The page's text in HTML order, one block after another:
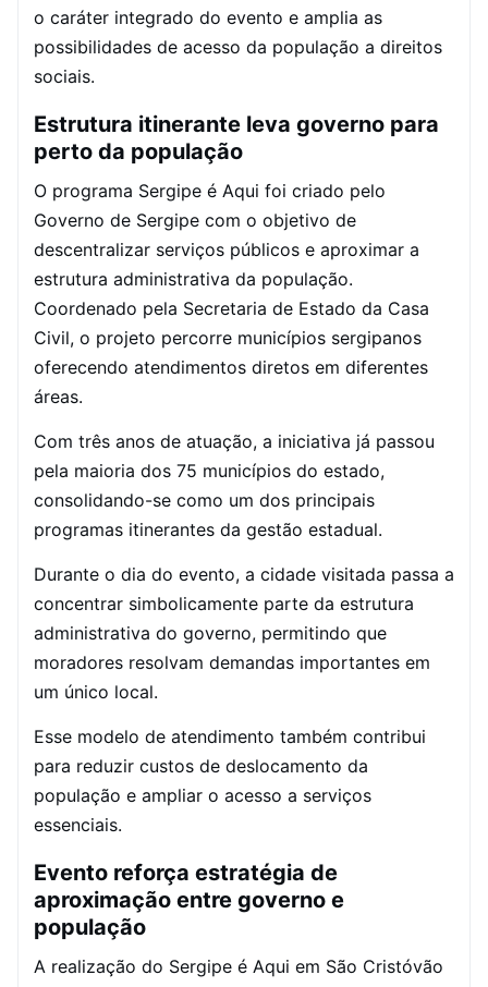
o caráter integrado do evento e amplia as
possibilidades de acesso da população a direitos
sociais.
Estrutura itinerante leva governo para
perto da população
O programa Sergipe é Aqui foi criado pelo
Governo de Sergipe com o objetivo de
descentralizar serviços públicos e aproximar a
estrutura administrativa da população.
Coordenado pela Secretaria de Estado da Casa
Civil, o projeto percorre municípios sergipanos
oferecendo atendimentos diretos em diferentes
áreas.
Com três anos de atuação, a iniciativa já passou
pela maioria dos 75 municípios do estado,
consolidando-se como um dos principais
programas itinerantes da gestão estadual.
Durante o dia do evento, a cidade visitada passa a
concentrar simbolicamente parte da estrutura
administrativa do governo, permitindo que
moradores resolvam demandas importantes em
um único local.
Esse modelo de atendimento também contribui
para reduzir custos de deslocamento da
população e ampliar o acesso a serviços
essenciais.
Evento reforça estratégia de
aproximação entre governo e
população
A realização do Sergipe é Aqui em São Cristóvão